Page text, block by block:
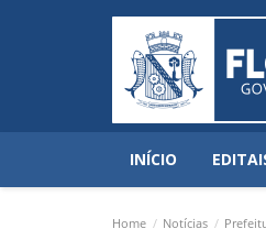
INÍCIO
Home Notícias